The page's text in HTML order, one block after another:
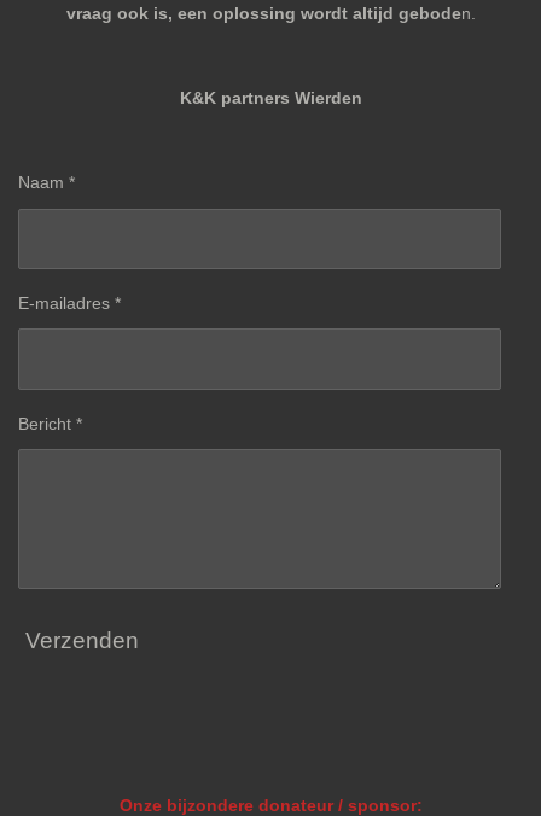
vraag ook is, een oplossing wordt altijd geboden.
K&K partners Wierden
Naam *
E-mailadres *
Bericht *
Verzenden
Onze bijzondere donateur / sponsor: